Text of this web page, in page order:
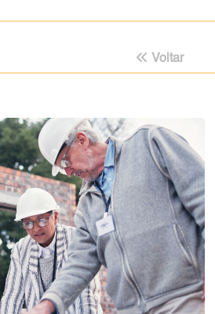
Voltar